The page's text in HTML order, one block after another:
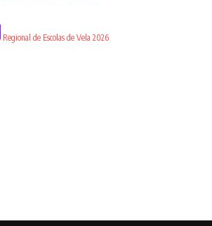
de Escolas de Vela 2026